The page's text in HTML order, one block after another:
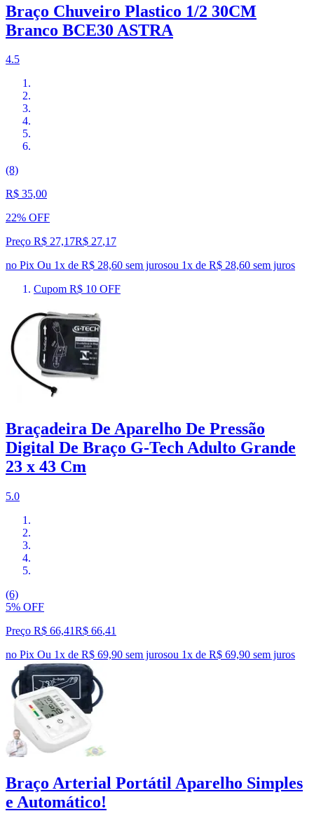
Braço Chuveiro Plastico 1/2 30CM
Branco BCE30 ASTRA
4.5
(8)
R$ 35,00
22% OFF
Preço R$ 27,17R$ 27,17
no Pix Ou 1x de R$ 28,60 sem jurosou 1x de R$ 28,60 sem juros
Cupom R$ 10 OFF
Braçadeira De Aparelho De Pressão
Digital De Braço G-Tech Adulto Grande
23 x 43 Cm
5.0
(6)
5% OFF
Preço R$ 66,41R$ 66,41
no Pix Ou 1x de R$ 69,90 sem jurosou 1x de R$ 69,90 sem juros
Braço Arterial Portátil Aparelho Simples
e Automático!